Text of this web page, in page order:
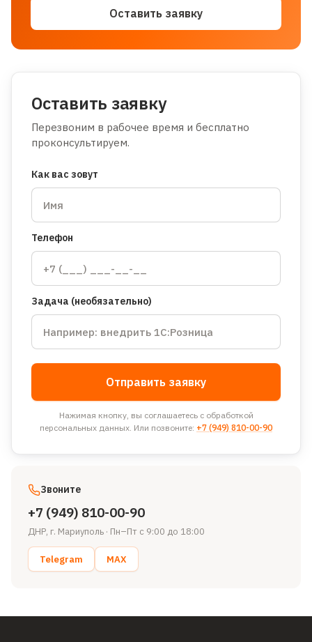
Оставить заявку
Оставить заявку
Перезвоним в рабочее время и бесплатно
проконсультируем.
Как вас зовут
Телефон
Задача (необязательно)
Отправить заявку
Нажимая кнопку, вы соглашаетесь с обработкой
персональных данных. Или позвоните: +7 (949) 810-00-90
Звоните
+7 (949) 810-00-90
ДНР, г. Мариуполь · Пн–Пт с 9:00 до 18:00
Telegram MAX